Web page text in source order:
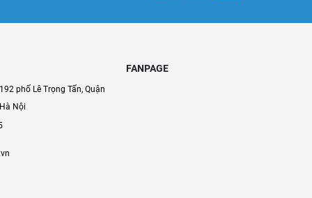
phố Lê Trọng Tấn, Quận
Nội
FANPAGE